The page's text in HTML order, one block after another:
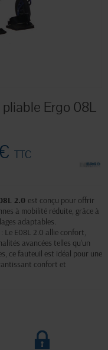
Ergo 08L
TTC
2.0 est conçu pour offrir
à mobilité réduite, grâce à
adaptables.
Le E08L 2.0 allie confort,
avancées telles qu'un
ce fauteuil est idéal pour une
confort et